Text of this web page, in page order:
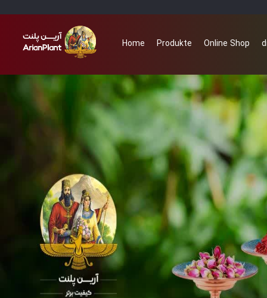
Home Produkte Online Shop